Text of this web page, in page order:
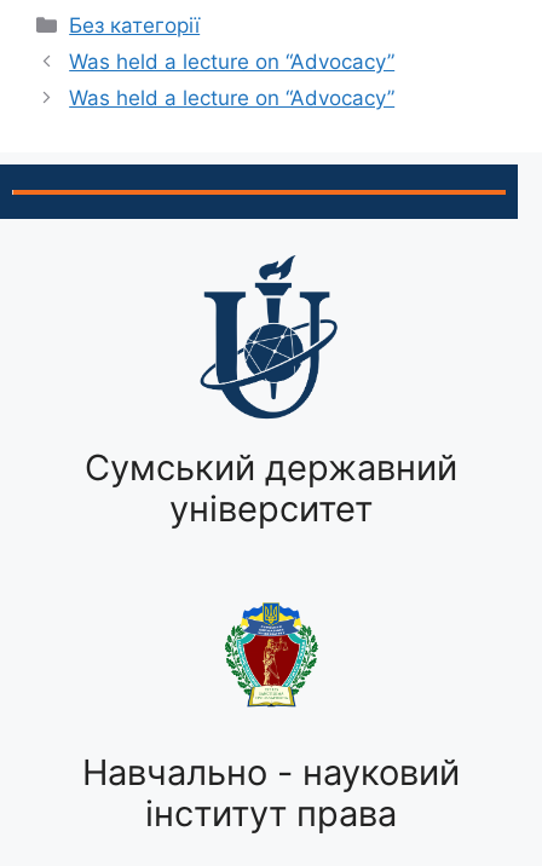
Без категорії
Was held a lecture on “Advocacy”
Was held a lecture on “Advocacy”
Сумський державний
університет
Навчально - науковий
інститут права